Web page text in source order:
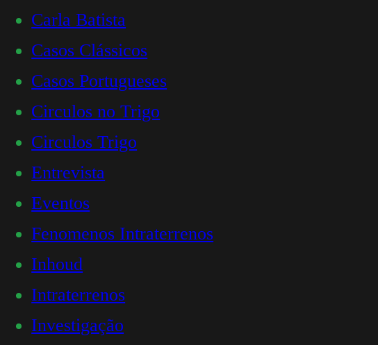
Carla Batista
Casos Clássicos
Casos Portugueses
Circulos no Trigo
Circulos Trigo
Entrevista
Eventos
Fenomenos Intraterrenos
Inhoud
Intraterrenos
Investigação